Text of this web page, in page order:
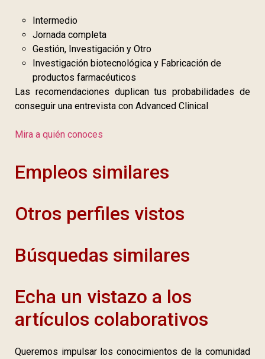
Intermedio
Jornada completa
Gestión, Investigación y Otro
Investigación biotecnológica y Fabricación de
productos farmacéuticos
Las recomendaciones duplican tus probabilidades de
conseguir una entrevista con Advanced Clinical
Mira a quién conoces
Empleos similares
Otros perfiles vistos
Búsquedas similares
Echa un vistazo a los
artículos colaborativos
Queremos impulsar los conocimientos de la comunidad